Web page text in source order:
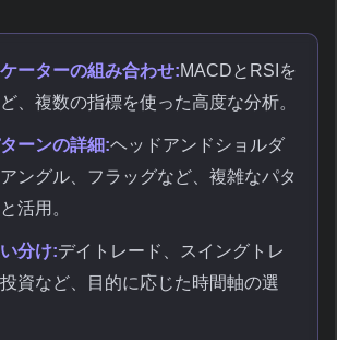
ーターの組み合わせ:MACDとRSIを
、複数の指標を使った高度な分析。
ーンの詳細:ヘッドアンドショルダ
ングル、フラッグなど、複雑なパタ
活用。
分け:デイトレード、スイングトレ
資など、目的に応じた時間軸の選